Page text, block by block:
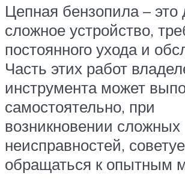
Цепная бензопила – это
сложное устройство,
постоянного ухода и
Часть этих работ
инструмента может
самостоятельно, при
возникновении сложных
неисправностей,
обращаться к опытным